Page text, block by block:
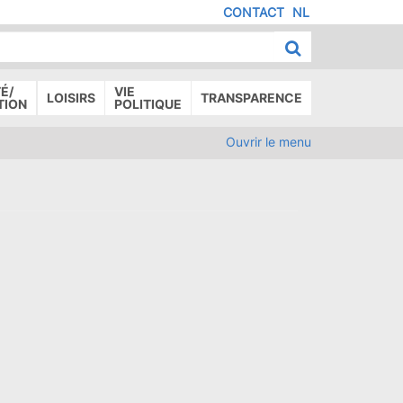
NL
CONTACT
LOISIRS
VIE
POLITIQUE
TRANSPARENCE
Ouvrir le menu